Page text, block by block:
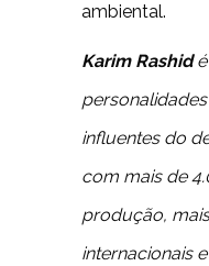
ambiental.
Karim Rashid
influentes do
com mais de
produção,
internacionais